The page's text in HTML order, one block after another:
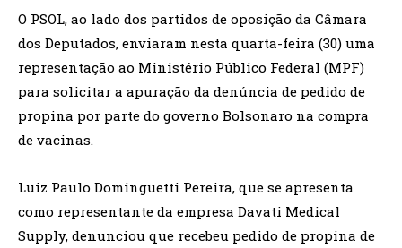
O PSOL, ao lado dos partidos de oposição da Câmara
dos Deputados, enviaram nesta quarta-feira (30) uma
representação ao Ministério Público Federal (MPF)
para solicitar a apuração da denúncia de pedido de
propina por parte do governo Bolsonaro na compra
de vacinas.
Luiz Paulo Dominguetti Pereira, que se apresenta
como representante da empresa Davati Medical
Supply, denunciou que recebeu pedido de propina de